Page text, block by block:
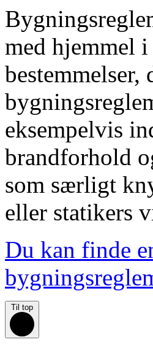
med hjemmel
eksempelvis
brandforhold
som særligt
eller statikers
Du kan finde
Til top